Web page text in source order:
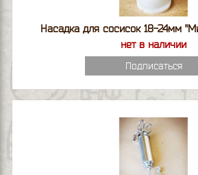
Насадка для сосисок 18-24мм
нет в наличии
Подписаться